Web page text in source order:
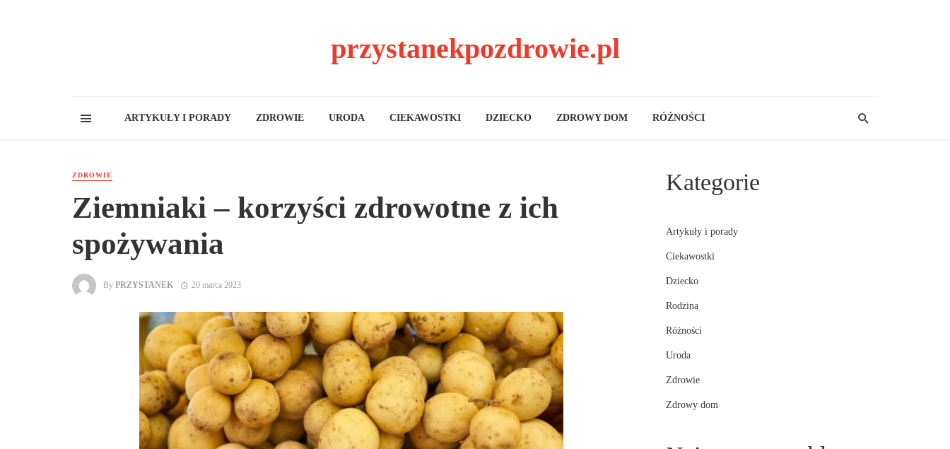
przystanekpozdrowie.pl
ARTYKUŁY I PORADY ZDROWIE URODA CIEKAWOSTKI DZIECKO ZDROWY DOM RÓŻNOŚCI
ZDROWIE
Ziemniaki – korzyści zdrowotne z ich
spożywania
By PRZYSTANEK 20 marca 2023
Kategorie
Artykuły i porady
Ciekawostki
Dziecko
Rodzina
Różności
Uroda
Zdrowie
Zdrowy dom